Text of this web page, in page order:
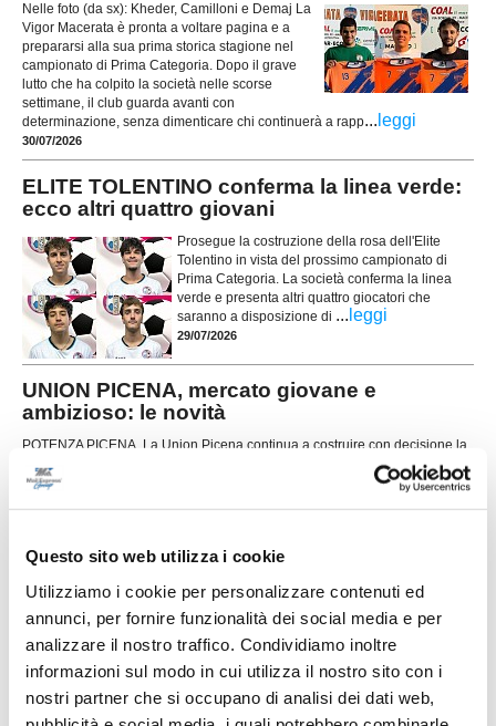
Questo sito web utilizza i cookie
Utilizziamo i cookie per personalizzare contenuti ed
annunci, per fornire funzionalità dei social media e per
analizzare il nostro traffico. Condividiamo inoltre
informazioni sul modo in cui utilizza il nostro sito con i
nostri partner che si occupano di analisi dei dati web,
Nelle foto (da sx): Kheder, Camilloni e Demaj La
Vigor Macerata è pronta a voltare pagina e a
prepararsi alla sua prima storica stagione nel
campionato di Prima Categoria. Dopo il grave
lutto che ha colpito la società nelle scorse
settimane, il club guarda avanti con
determinazione, senza dimenticare chi continuerà a rapp... leggi
30/07/2026
ELITE TOLENTINO conferma la linea verde:
ecco altri quattro giovani
Prosegue la costruzione della rosa dell'Elite
Tolentino in vista del prossimo campionato di
Prima Categoria. La società conferma la linea
verde e presenta altri quattro giocatori che
saranno a disposizione di ... leggi
29/07/2026
UNION PICENA, mercato giovane e
ambizioso: le novità
POTENZA PICENA. La Union Picena continua a costruire con decisione la
rosa che affronterà la stagione 2026/2027, puntando su un mix di giovani
talenti, giocatori già pronti per la categoria e figure di esperienza nell'area
LORESE. Prende forma la nuova squadra di
mister Malatesta
... leggi